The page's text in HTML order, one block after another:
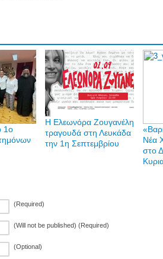
1ο
Η Ελεωνόρα Ζουγανέλη
τραγουδά στη Λευκάδα
την 1η Σεπτεμβρίου
Νέα
στο
(Required)
(Will not be published) (Required)
(Optional)